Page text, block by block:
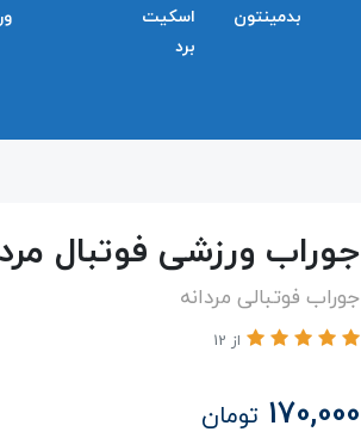
بدمينتون
اسکیت
برد
جوراب ورزشی فوتبال
جوراب فوتبالی مردانه
از 12
170,000 تومان